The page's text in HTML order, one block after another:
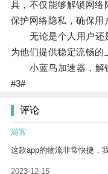
具，不仅能够解锁网络
保护网络隐私，确保用
无论是个人用户还
为他们提供稳定流畅的
小蓝鸟加速器，解
#3#
评论
游客
这款app的物流非常快捷，
2023-12-15